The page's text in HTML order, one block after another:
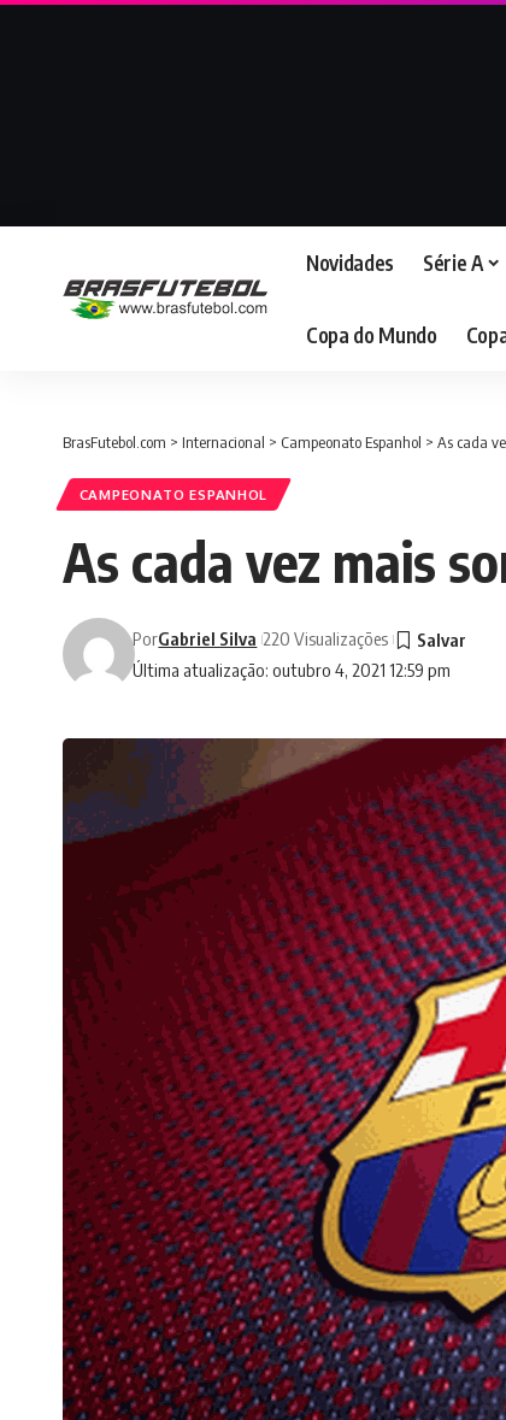
Novidades Série A
Copa do Mundo
BrasFutebol.com > Internacional > Campeonato Espanhol > As cada
CAMPEONATO ESPANHOL
As cada vez mais
Última atualização: outubro 4, 2021 12:59 pm
PorGabriel Silva 220 Visualizações